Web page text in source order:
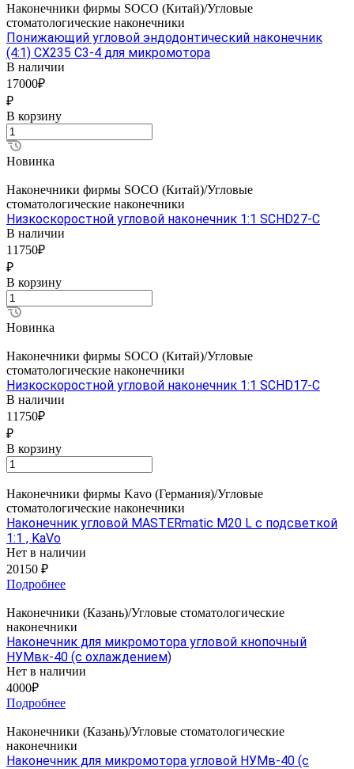
Наконечники фирмы SOCO (Китай)/Угловые
стоматологические наконечники
Понижающий угловой эндодонтический наконечник
(4:1) CX235 C3-4 для микромотора
В наличии
17000₽
₽
В корзину
Новинка
Наконечники фирмы SOCO (Китай)/Угловые
стоматологические наконечники
Низкоскоростной угловой наконечник 1:1 SCHD27-C
В наличии
11750₽
₽
В корзину
Новинка
Наконечники фирмы SOCO (Китай)/Угловые
стоматологические наконечники
Низкоскоростной угловой наконечник 1:1 SCHD17-C
В наличии
11750₽
₽
В корзину
Наконечники фирмы Kavo (Германия)/Угловые
стоматологические наконечники
Наконечник угловой MASTERmatic M20 L с подсветкой
1:1 , KaVo
Нет в наличии
20150 ₽
Подробнее
Наконечники (Казань)/Угловые стоматологические
наконечники
Наконечник для микромотора угловой кнопочный
НУМвк-40 (с охлаждением)
Нет в наличии
4000₽
Подробнее
Наконечники (Казань)/Угловые стоматологические
наконечники
Наконечник для микромотора угловой НУМв-40 (с